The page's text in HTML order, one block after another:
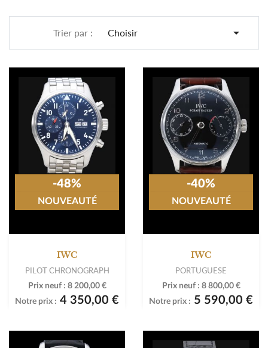
Trier par : Choisir 
IWC
PILOT CHRONOGRAPH
Prix neuf : 8 200,00 €
Notre prix : 4 350,00 €
-48%
NOUVEAUTÉ
IWC
PORTUGUESE
Prix neuf : 8 800,00 €
Notre prix : 5 590,00 €
-40%
NOUVEAUTÉ